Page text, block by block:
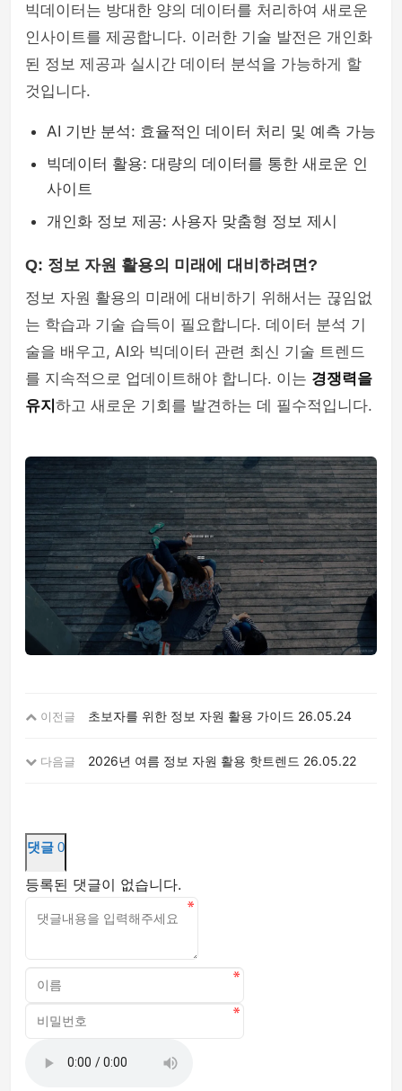
빅데이터는 방대한 양의 데이터를 처리하여 새로운
인사이트를 제공합니다. 이러한 기술 발전은 개인화
된 정보 제공과 실시간 데이터 분석을 가능하게 할
것입니다.
AI 기반 분석: 효율적인 데이터 처리 및 예측 가능
빅데이터 활용: 대량의 데이터를 통한 새로운 인
사이트
개인화 정보 제공: 사용자 맞춤형 정보 제시
Q: 정보 자원 활용의 미래에 대비하려면?
정보 자원 활용의 미래에 대비하기 위해서는 끊임없
는 학습과 기술 습득이 필요합니다. 데이터 분석 기
술을 배우고, AI와 빅데이터 관련 최신 기술 트렌드
를 지속적으로 업데이트해야 합니다. 이는 경쟁력을
유지 하고 새로운 기회를 발견하는 데 필수적입니다.
이전글 초보자를 위한 정보 자원 활용 가이드 26.05.24
다음글 2026년 여름 정보 자원 활용 핫트렌드 26.05.22
댓글 0
등록된 댓글이 없습니다.